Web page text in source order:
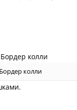
Бордер колли